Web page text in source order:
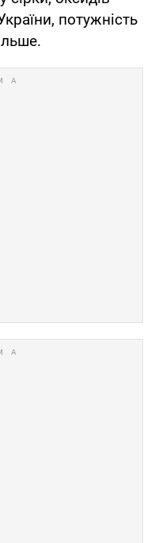
потужність